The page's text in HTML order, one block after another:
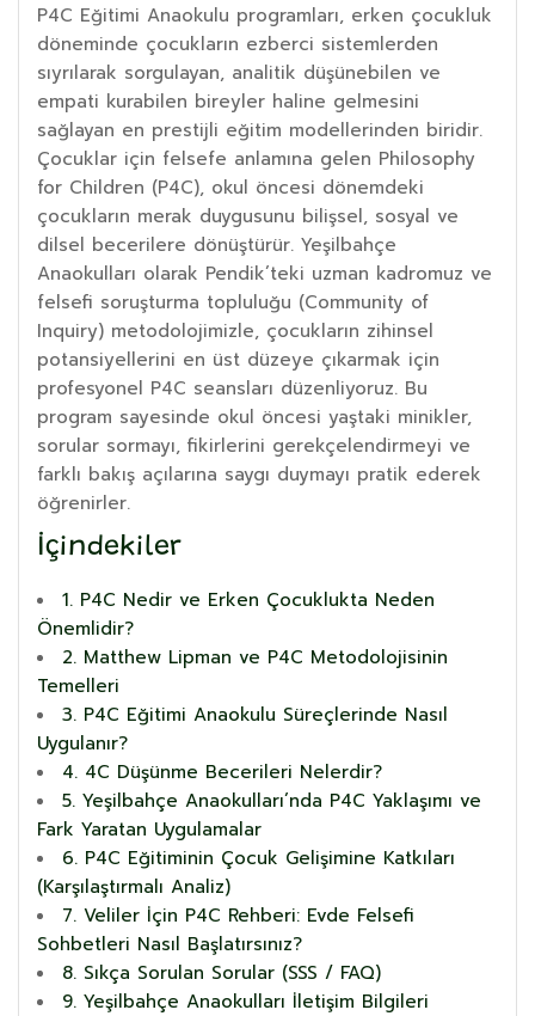
P4C Eğitimi Anaokulu programları, erken çocukluk
döneminde çocukların ezberci sistemlerden
sıyrılarak sorgulayan, analitik düşünebilen ve
empati kurabilen bireyler haline gelmesini
sağlayan en prestijli eğitim modellerinden biridir.
Çocuklar için felsefe anlamına gelen Philosophy
for Children (P4C), okul öncesi dönemdeki
çocukların merak duygusunu bilişsel, sosyal ve
dilsel becerilere dönüştürür. Yeşilbahçe
Anaokulları olarak Pendik’teki uzman kadromuz ve
felsefi soruşturma topluluğu (Community of
Inquiry) metodolojimizle, çocukların zihinsel
potansiyellerini en üst düzeye çıkarmak için
profesyonel P4C seansları düzenliyoruz. Bu
program sayesinde okul öncesi yaştaki minikler,
sorular sormayı, fikirlerini gerekçelendirmeyi ve
farklı bakış açılarına saygı duymayı pratik ederek
öğrenirler.
İçindekiler
1. P4C Nedir ve Erken Çocuklukta Neden
Önemlidir?
2. Matthew Lipman ve P4C Metodolojisinin
Temelleri
3. P4C Eğitimi Anaokulu Süreçlerinde Nasıl
Uygulanır?
4. 4C Düşünme Becerileri Nelerdir?
5. Yeşilbahçe Anaokulları’nda P4C Yaklaşımı ve
Fark Yaratan Uygulamalar
6. P4C Eğitiminin Çocuk Gelişimine Katkıları
(Karşılaştırmalı Analiz)
7. Veliler İçin P4C Rehberi: Evde Felsefi
Sohbetleri Nasıl Başlatırsınız?
8. Sıkça Sorulan Sorular (SSS / FAQ)
9. Yeşilbahçe Anaokulları İletişim Bilgileri